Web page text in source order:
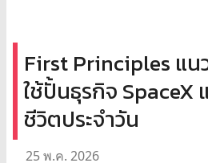
First Principles แ
ใช้ปั้นธุรกิจ
ชีวิตประจำวัน
25 พ.ค. 2026